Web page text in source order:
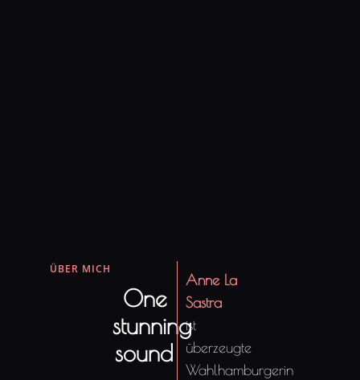
ÜBER MICH
One
stunning
sound
Anne La
Sastra
ist
überzeugte
Wahlhamburgerin